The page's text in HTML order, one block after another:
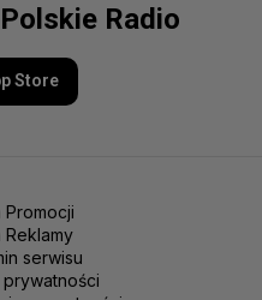
Radio
Store
Promocji
Reklamy
serwisu